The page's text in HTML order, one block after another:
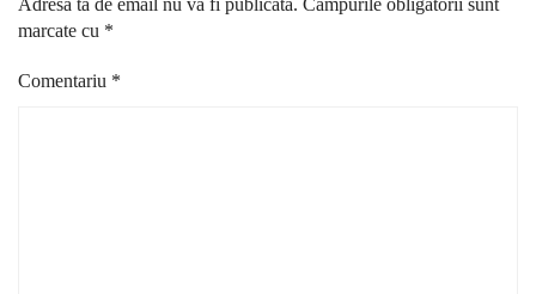
Adresa ta de email nu va fi publicată. Câmpurile obligatorii sunt
marcate cu *
Comentariu *